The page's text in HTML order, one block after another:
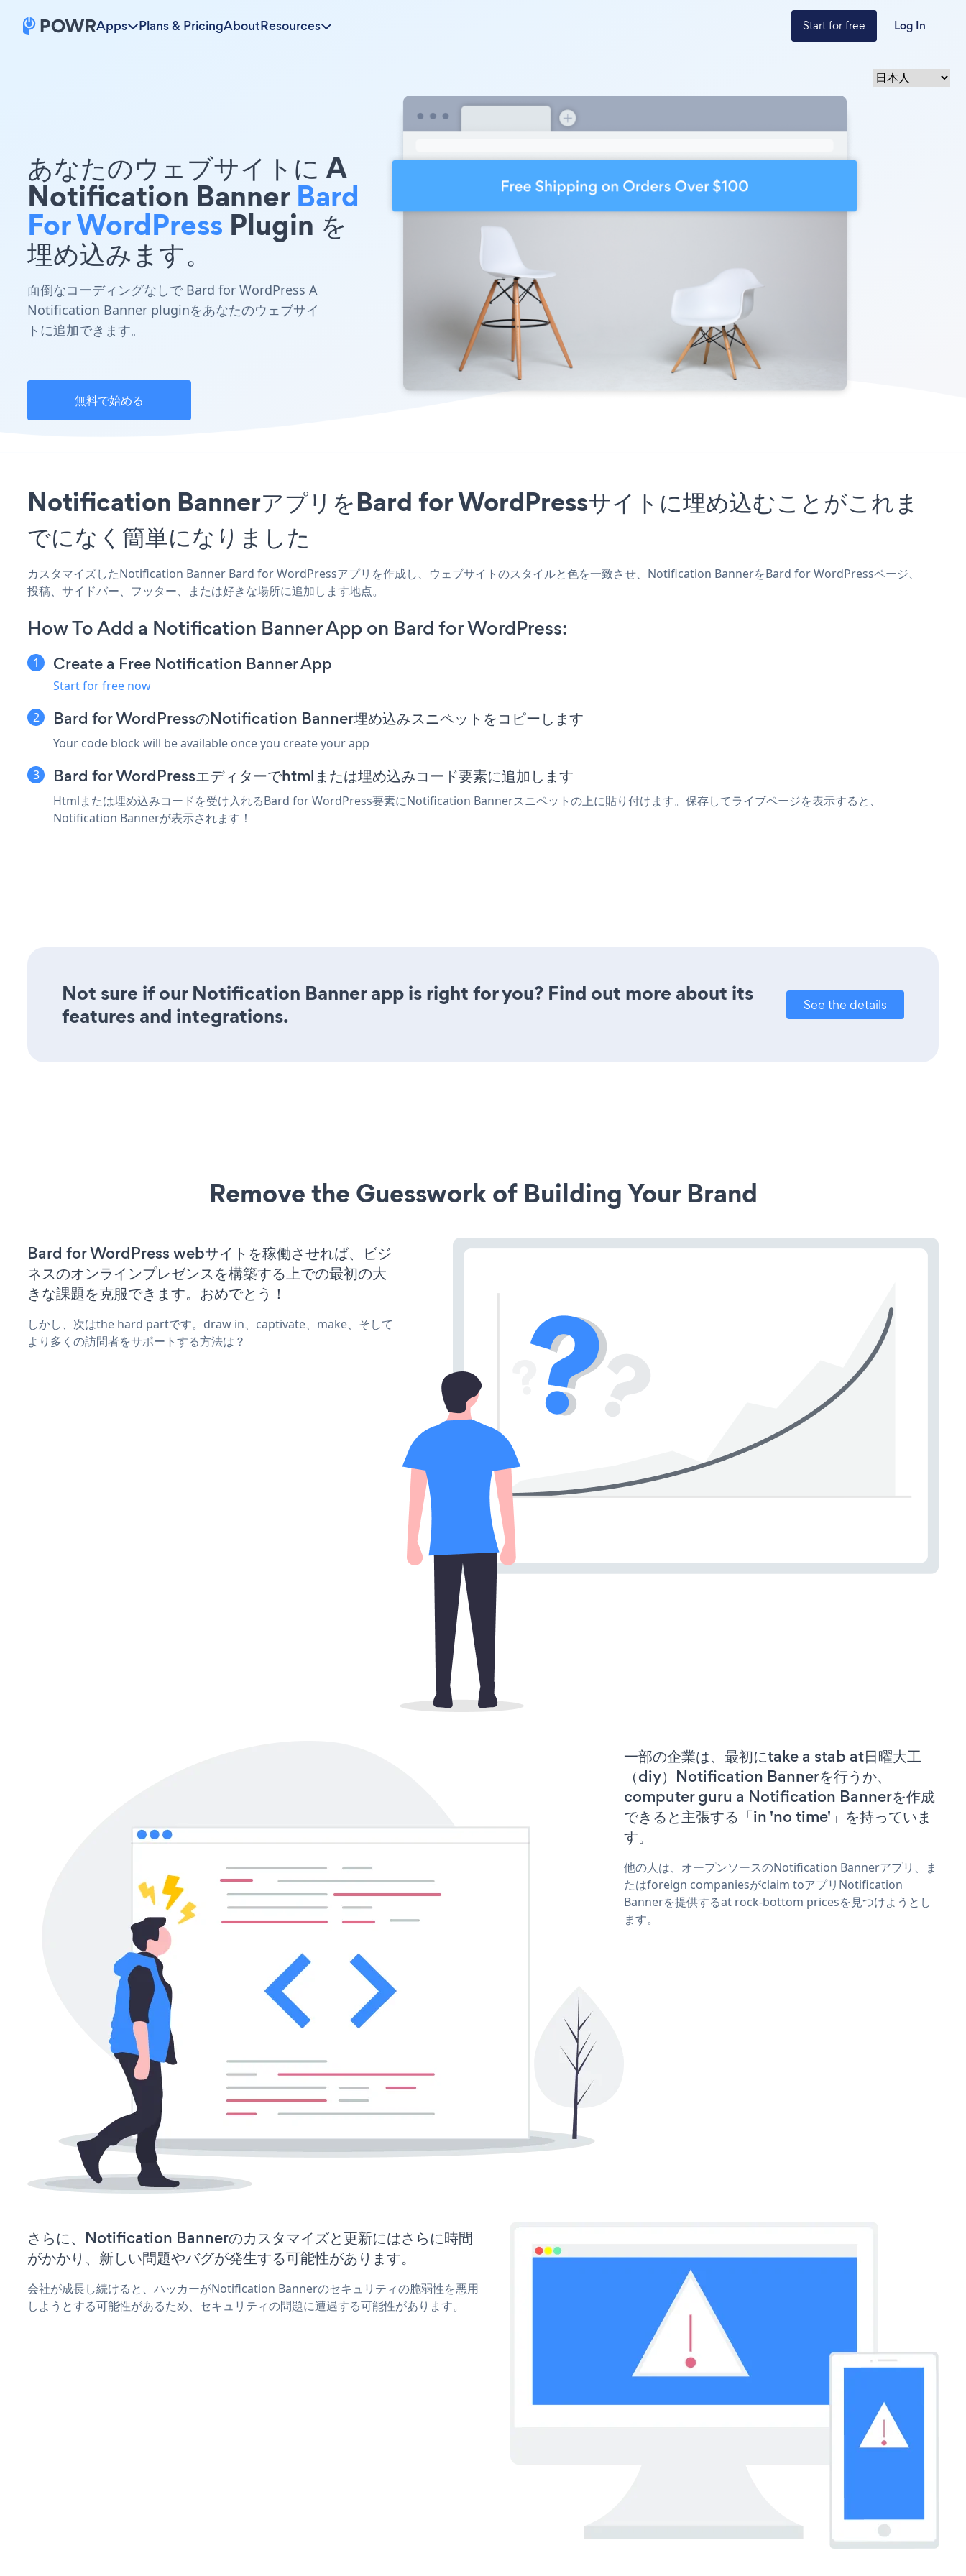
Apps Plans & PricingAboutResources Start for free Log In
あなたのウェブサイトに A
Notification BannerBard
For WordPress Plugin を
埋め込みます。
面倒なコーディングなしで Bard for WordPress A
Notification Banner pluginをあなたのウェブサイ
トに追加できます。
無料で始める
Notification BannerアプリをBard for WordPressサイトに埋め込むことがこれま
でになく簡単になりました
カスタマイズしたNotification Banner Bard for WordPressアプリを作成し、ウェブサイトのスタイルと色を一致させ、Notification BannerをBard for WordPressページ、
投稿、サイドバー、フッター、または好きな場所に追加します地点。
How To Add a Notification Banner App on Bard for WordPress:
Create a Free Notification Banner App
Start for free now
Bard for WordPressのNotification Banner埋め込みスニペットをコピーします
Your code block will be available once you create your app
Bard for WordPressエディターでhtmlまたは埋め込みコード要素に追加します
Htmlまたは埋め込みコードを受け入れるBard for WordPress要素にNotification Bannerスニペットの上に貼り付けます。保存してライブページを表示すると、
Notification Bannerが表示されます！
Not sure if our Notification Banner app is right for you? Find out more about its
features and integrations.
See the details
Remove the Guesswork of Building Your Brand
Bard for WordPress webサイトを稼働させれば、ビジ
ネスのオンラインプレゼンスを構築する上での最初の大
きな課題を克服できます。おめでとう！
しかし、次はthe hard partです。draw in、captivate、make、そして
より多くの訪問者をサポートする方法は？
一部の企業は、最初にtake a stab at日曜大工
（diy）Notification Bannerを行うか、
computer guru a Notification Bannerを作成
できると主張する「in 'no time'」を持っていま
す。
他の人は、オープンソースのNotification Bannerアプリ、ま
たはforeign companiesがclaim toアプリNotification
Bannerを提供するat rock-bottom pricesを見つけようとし
ます。
さらに、Notification Bannerのカスタマイズと更新にはさらに時間
がかかり、新しい問題やバグが発生する可能性があります。
会社が成長し続けると、ハッカーがNotification Bannerのセキュリティの脆弱性を悪用
しようとする可能性があるため、セキュリティの問題に遭遇する可能性があります。